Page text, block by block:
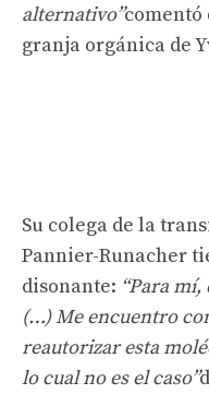
alternativo”comentó
granja orgánica de
Su colega de la
Pannier-Runacher
disonante: “Para
(…) Me encuentro
reautorizar esta
lo cual no es el caso”